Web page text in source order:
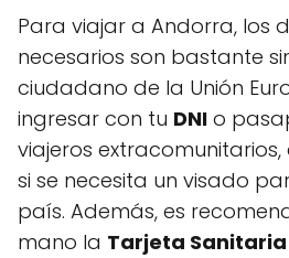
Para viajar a Andorra, los
necesarios son bastante
ciudadano de la Unión
ingresar con tu DNI o
viajeros
si se necesita un visado
país. Además, es
mano la Tarjeta Sanitaria